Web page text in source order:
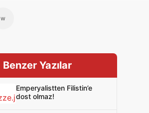
w
Benzer Yazılar
Emperyalistten Filistin’e
dost olmaz!